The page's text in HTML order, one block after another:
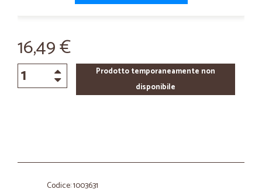
16,49 €
Prodotto temporaneamente non
disponibile
Codice: 1003631